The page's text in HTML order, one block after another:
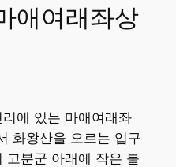
애여래좌상
에 있는 마애여래좌
화왕산을 오르는 입구
고분군 아래에 작은 불